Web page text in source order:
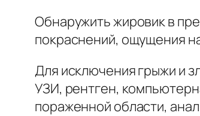
Обнаружить жировик в
покраснений, ощущения
Для исключения грыжи и
УЗИ, рентген,
пораженной области,